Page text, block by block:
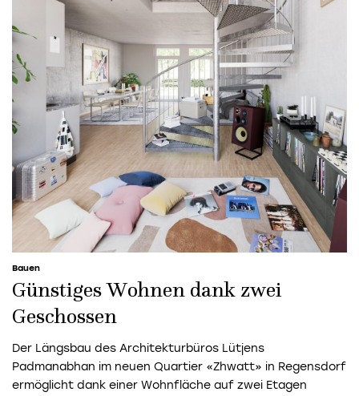
Bauen
Günstiges Wohnen dank zwei
Geschossen
Der Längsbau des Architekturbüros Lütjens
Padmanabhan im neuen Quartier «Zhwatt» in Regensdorf
ermöglicht dank einer Wohnfläche auf zwei Etagen